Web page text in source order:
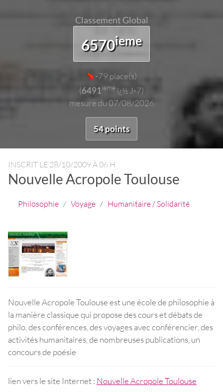
Classement Global
6570ieme
-79 place(s)
(6491iemeï¿½ J-7)
mesure du 07/08/2026
54 points
INSCRIT LE 28/10/2009 À 06 H
Nouvelle Acropole Toulouse
Philosophie / Voyage / Humanitaire / Solidarité
Nouvelle Acropole Toulouse est une école de philosophie à
la manière classique qui propose des cours et débats de
philo, des conférences, des voyages avec conférencier, des
activités humanitaires, de nombreuses publications, un
concours de poésie
lien vers le site Internet : Nouvelle Acropole Toulouse